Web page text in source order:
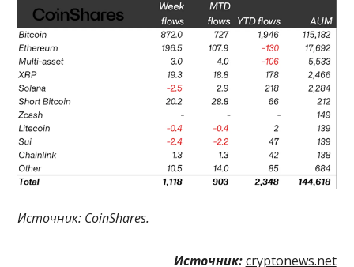
Источник: CoinShares.
Источник: cryptonews.net